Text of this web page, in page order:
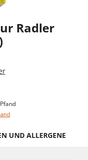
Radler
UND ALLERGENE